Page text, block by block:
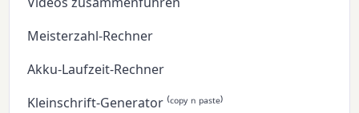
Meisterzahl-Rechner
Akku-Laufzeit-Rechner
Kleinschrift-Generator ⁽ᶜᵒᵖʸ ⁿ ᵖᵃˢᵗᵉ⁾